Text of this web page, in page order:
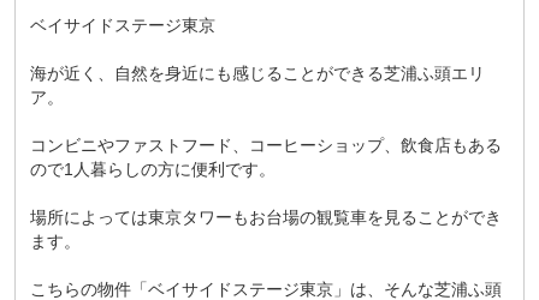
ベイサイドステージ東京
海が近く、自然を身近にも感じることができる芝浦ふ頭エリ
ア。
コンビニやファストフード、コーヒーショップ、飲食店もある
ので1人暮らしの方に便利です。
場所によっては東京タワーもお台場の観覧車を見ることができ
ます。
こちらの物件「ベイサイドステージ東京」は、そんな芝浦ふ頭